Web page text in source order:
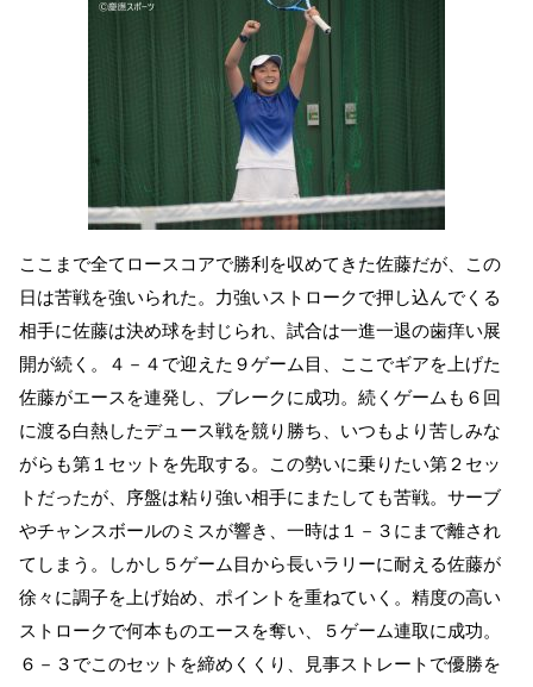
ここまで全てロースコアで勝利を収めてきた佐藤だが、この
日は苦戦を強いられた。力強いストロークで押し込んでくる
相手に佐藤は決め球を封じられ、試合は一進一退の歯痒い展
開が続く。４－４で迎えた９ゲーム目、ここでギアを上げた
佐藤がエースを連発し、ブレークに成功。続くゲームも６回
に渡る白熱したデュース戦を競り勝ち、いつもより苦しみな
がらも第１セットを先取する。この勢いに乗りたい第２セッ
トだったが、序盤は粘り強い相手にまたしても苦戦。サーブ
やチャンスボールのミスが響き、一時は１－３にまで離され
てしまう。しかし５ゲーム目から長いラリーに耐える佐藤が
徐々に調子を上げ始め、ポイントを重ねていく。精度の高い
ストロークで何本ものエースを奪い、５ゲーム連取に成功。
６－３でこのセットを締めくくり、見事ストレートで優勝を